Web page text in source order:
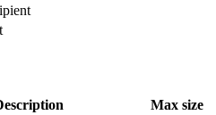
Max size